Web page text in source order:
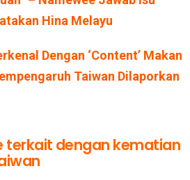
Hina Melayu
Dengan ‘Content’ Makan
Taiwan Dilaporkan
terkait dengan kematian